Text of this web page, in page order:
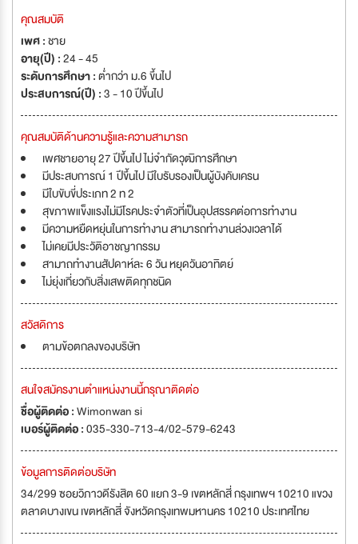
คุณสมบัติ
เพศ :ชาย
อายุ(ปี) :24 - 45
ระดับการศึกษา :ต่ำกว่า ม.6 ขึ้นไป
ประสบการณ์(ปี) :3 - 10 ปีขึ้นไป
คุณสมบัติด้านความรู้และความสามารถ
เพศชายอายุ 27 ปีขึ้นไป ไม่จำกัดวุฒิการศึกษา
มีประสบการณ์ 1 ปีขึ้นไป มีใบรับรองเป็นผู้บังคับเครน
มีใบขับขี่ประเภท 2 ท 2
สุขภาพแข็งแรงไม่มีโรคประจำตัวที่เป็นอุปสรรคต่อการทำงาน
มีความหยืดหยุ่นในการทำงาน สามารถทำงานล่วงเวลาได้
ไม่เคยมีประวัติอาชญากรรม
สามาถทำงานสัปดาห์ละ 6 วัน หยุดวันอาทิตย์
ไม่ยุ่งเกี่ยวกับสิ่งเสพติดทุกชนิด
สวัสดิการ
ตามข้อตกลงของบริษัท
สนใจสมัครงานตำแหน่งงานนี้กรุณาติดต่อ
ชื่อผู้ติดต่อ :Wimonwan si
เบอร์ผู้ติดต่อ :035-330-713-4/02-579-6243
ข้อมูลการติดต่อบริษัท
34/299 ซอยวิภาวดีรังสิต 60 แยก 3-9 เขตหลักสี่ กรุงเทพฯ 10210 แขวง
ตลาดบางเขน เขตหลักสี่ จังหวัดกรุงเทพมหานคร 10210 ประเทศไทย